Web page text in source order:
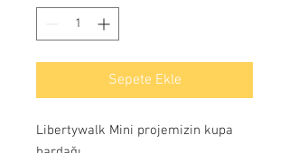
Sepete Ekle
Libertywalk Mini projemizin kupa